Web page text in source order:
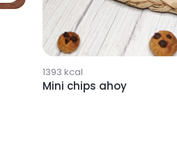
1393 kcal
Mini chips ahoy